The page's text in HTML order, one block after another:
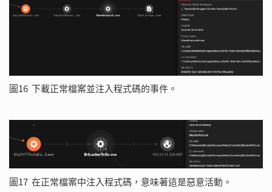
圖16 下載正常檔案並注入程式碼的事件。
圖17 在正常檔案中注入程式碼，意味著這是惡意活動。